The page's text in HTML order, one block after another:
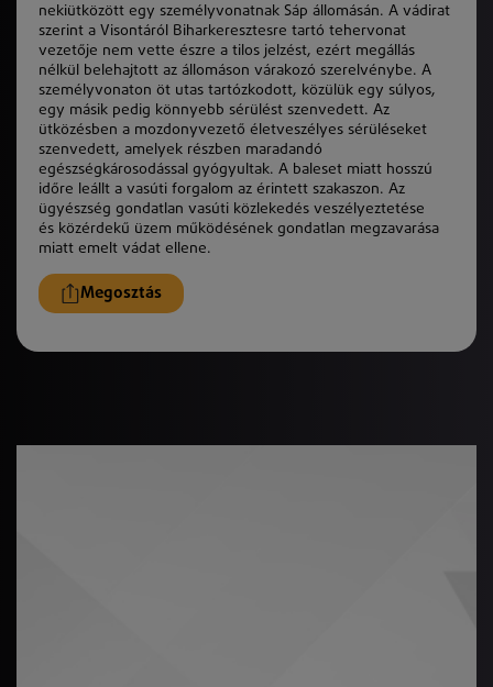
nekiütközött egy személyvonatnak Sáp állomásán. A vádirat
szerint a Visontáról Biharkeresztesre tartó tehervonat
vezetője nem vette észre a tilos jelzést, ezért megállás
nélkül belehajtott az állomáson várakozó szerelvénybe. A
személyvonaton öt utas tartózkodott, közülü k egy súlyos,
egy másik pedig könnyebb sérülést szenvedett. Az
ütközésben a mozdonyvezető életveszélyes sérüléseket
szenvedett, amelyek részben maradandó
egészségkárosodással gyógyultak. A baleset miatt hosszú
időre leállt a vasúti forgalom az érintett szakaszon. Az
ügyészség gondatlan vasúti közlekedés veszélyeztetése
és közérdekű üzem mű ködésének gondatlan megzavarása
miatt emelt vádat ellene.
Megosztás